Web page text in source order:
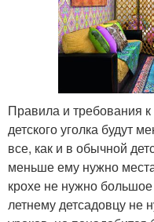
Правила и требования
детского уголка будут
все, как и в обычной
меньше ему нужно
крохе не нужно
летнему детсадовцу не